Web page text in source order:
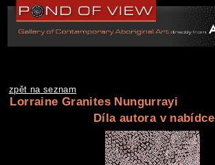
zpět na seznam
Lorraine Granites Nungurrayi
Díla autora v nabídce